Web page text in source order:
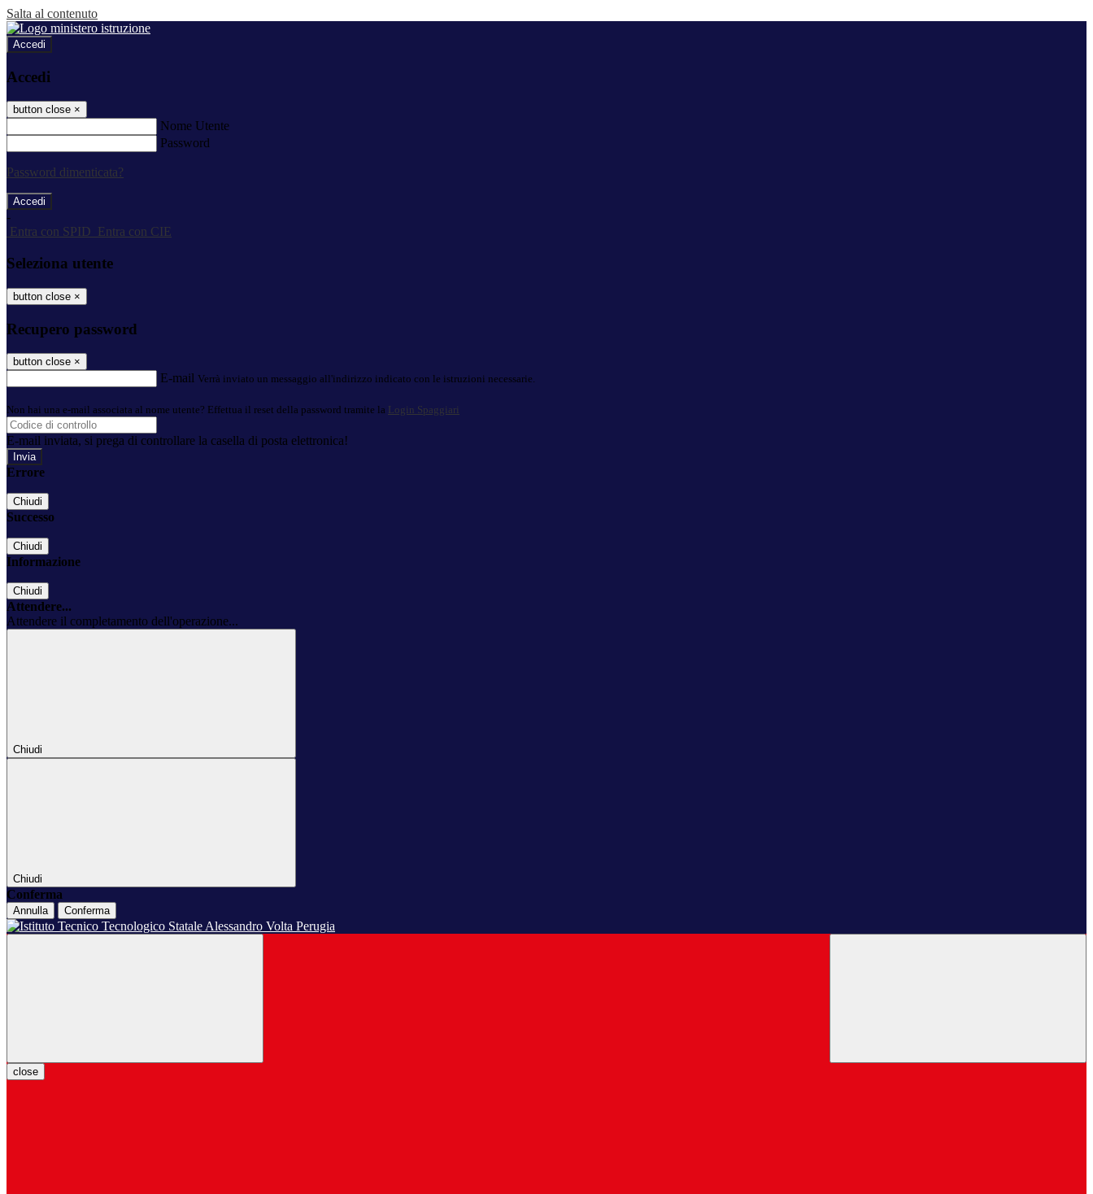
Salta al contenuto
Accedi
Accedi
button close ×
Nome Utente
Password
Password dimenticata?
-
Entra con SPID
Entra con CIE
Seleziona utente
button close ×
Recupero password
button close ×
E-mail Verrà inviato un messaggio all'indirizzo indicato con le istruzioni necessarie.
Non hai una e-mail associata al nome utente? Effettua il reset della password tramite la Login Spaggiari
E-mail inviata, si prega di controllare la casella di posta elettronica!
Errore
Chiudi
Successo
Chiudi
Informazione
Chiudi
Attendere...
Attendere il completamento dell'operazione...
Chiudi
Chiudi
Conferma
Annulla Conferma
close